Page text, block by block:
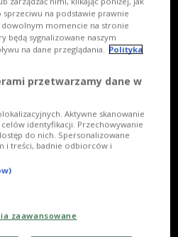
na podstawie prawnie
momencie na stronie
będą sygnalizowane naszym
na dane przeglądania. Polityka
przetwarzamy dane w
Aktywne skanowanie
identyfikacji. Przechowywanie
do nich. Spersonalizowane
i treści, badnie odbiorców i
zaawansowane